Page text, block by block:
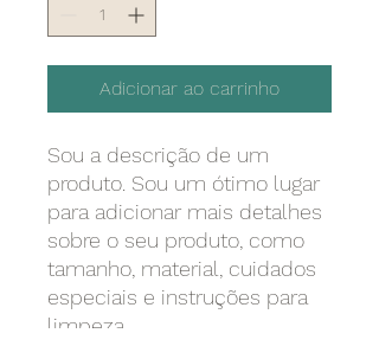
Adicionar ao carrinho
Sou a descrição de um
produto. Sou um ótimo lugar
para adicionar mais detalhes
sobre o seu produto, como
tamanho, material, cuidados
especiais e instruções para
limpeza.